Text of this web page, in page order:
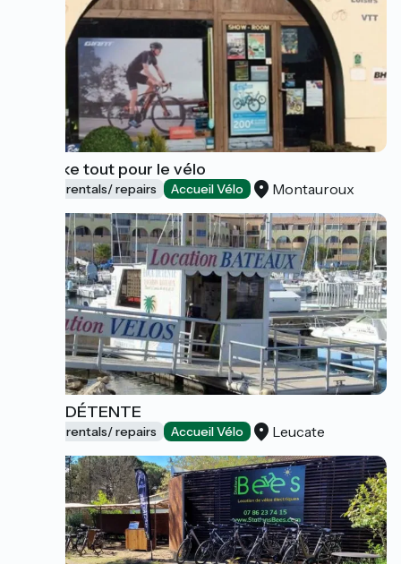
Newbike tout pour le vélo
Bicycle rentals/ repairs Accueil Vélo Montauroux
LOCA-DÉTENTE
Bicycle rentals/ repairs Accueil Vélo Leucate